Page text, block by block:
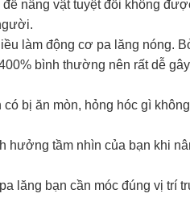
nâng vật tuyệt đối không
làm động cơ pa lăng nóng.
bình thường nên rất dễ
bị ăn mòn, hỏng hóc gì
hưởng tầm nhìn của bạn khi
lăng bạn cần móc đúng vị trí